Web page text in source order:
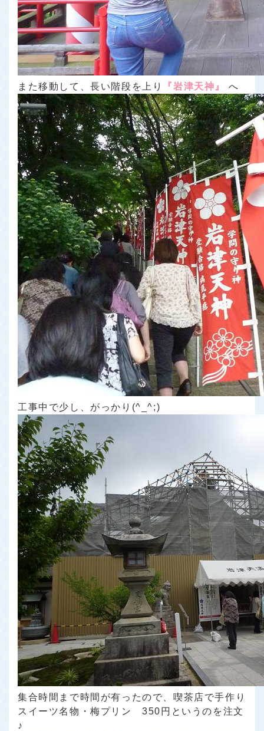
また移動して、長い階段を上り 『岩津天神』 へ
工事中で少し、がっかり(^_^;)
集合時間まで時間が有ったので、喫茶店で手作り
スイーツ名物・梅プリン 350円というのを注文
♪